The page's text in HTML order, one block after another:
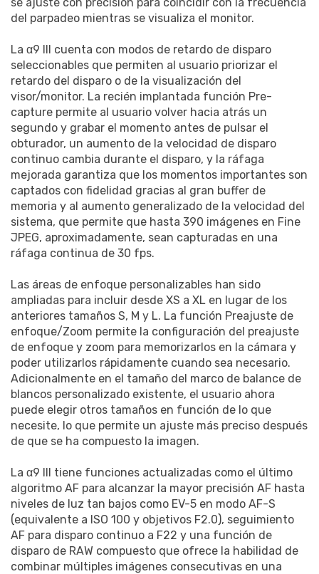
del parpadeo mientras se visualiza el monitor.
La α9 III cuenta con modos de retardo de disparo
seleccionables que permiten al usuario priorizar el
retardo del disparo o de la visualización del
visor/monitor. La recién implantada función Pre-
capture permite al usuario volver hacia atrás un
segundo y grabar el momento antes de pulsar el
obturador, un aumento de la velocidad de disparo
continuo cambia durante el disparo, y la ráfaga
mejorada garantiza que los momentos importantes son
captados con fidelidad gracias al gran buffer de
memoria y al aumento generalizado de la velocidad del
sistema, que permite que hasta 390 imágenes en Fine
JPEG, aproximadamente, sean capturadas en una
ráfaga continua de 30 fps.
Las áreas de enfoque personalizables han sido
ampliadas para incluir desde XS a XL en lugar de los
anteriores tamaños S, M y L. La función Preajuste de
enfoque/Zoom permite la configuración del preajuste
de enfoque y zoom para memorizarlos en la cámara y
poder utilizarlos rápidamente cuando sea necesario.
Adicionalmente en el tamaño del marco de balance de
blancos personalizado existente, el usuario ahora
puede elegir otros tamaños en función de lo que
necesite, lo que permite un ajuste más preciso después
de que se ha compuesto la imagen.
La α9 III tiene funciones actualizadas como el último
algoritmo AF para alcanzar la mayor precisión AF hasta
niveles de luz tan bajos como EV-5 en modo AF-S
(equivalente a ISO 100 y objetivos F2.0), seguimiento
AF para disparo continuo a F22 y una función de
disparo de RAW compuesto que ofrece la habilidad de
combinar múltiples imágenes consecutivas en una